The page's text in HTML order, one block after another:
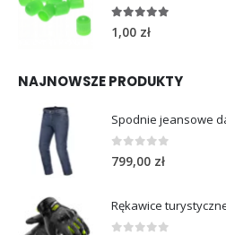
out of 5
1,00 zł
NAJNOWSZE PRODUKTY
out of 5
799,00 zł